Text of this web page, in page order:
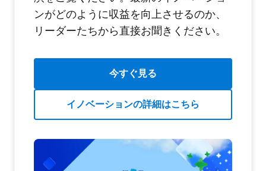
ンがどのように収益を向上させるのか、
リーダーたちから直接お聞きください。
今すぐ見る
イノベーションの詳細はこちら